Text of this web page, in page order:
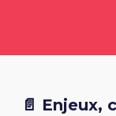
📄 Enjeux,